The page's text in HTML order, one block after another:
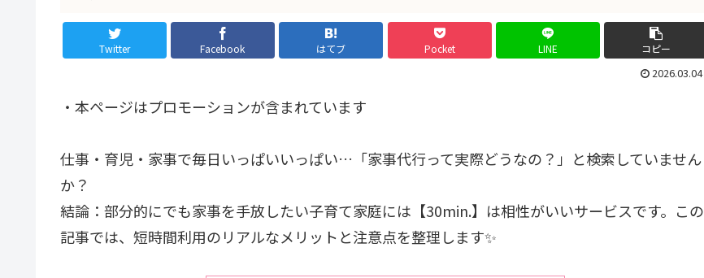
Twitter Facebook はてブ Pocket LINE コピー
2026.03.04
・本ページはプロモーションが含まれています
仕事・育児・家事で毎日いっぱいいっぱい…「家事代行って実際どうなの？」と検索していません
か？
結論：部分的にでも家事を手放したい子育て家庭には【30min.】は相性がいいサービスです。この
記事では、短時間利用のリアルなメリットと注意点を整理します✨